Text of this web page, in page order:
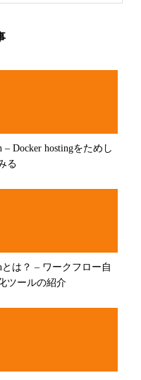
– Docker hostingをためし
る
とは？ – ワークフロー自
ツールの紹介